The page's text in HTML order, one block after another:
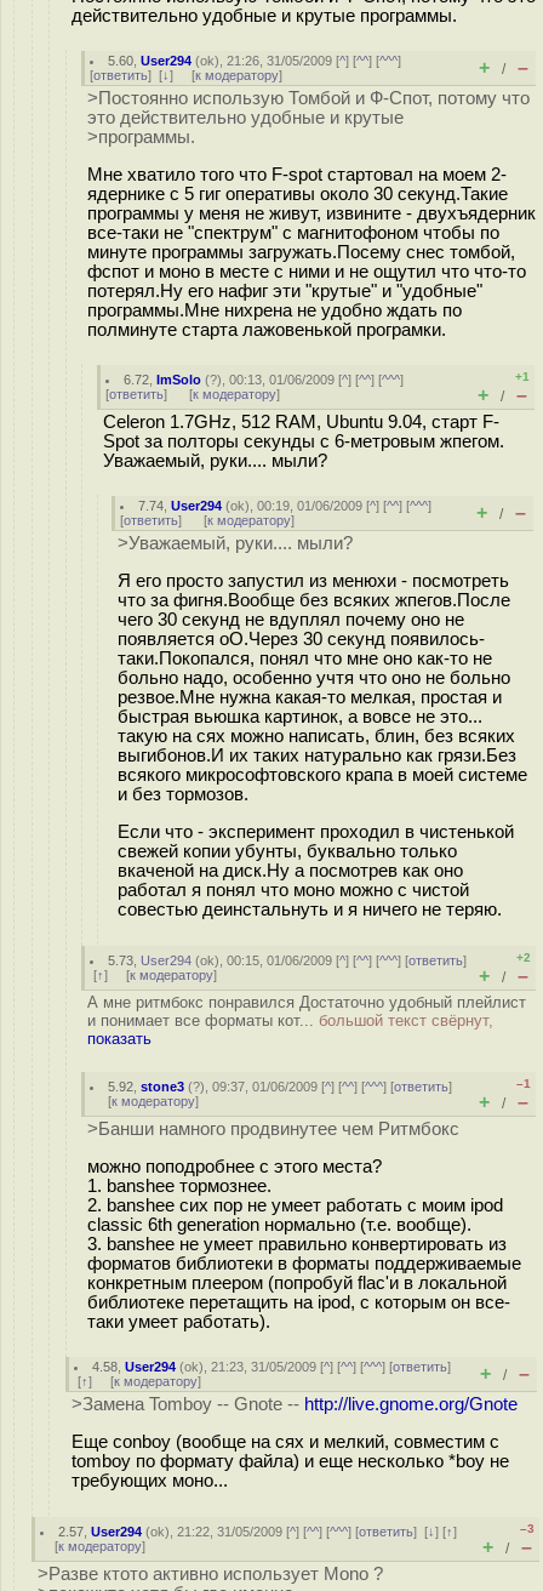
действительно удобные и крутые программы.
5.60 ,User294 (ok), 21:26, 31/05/2009 [^] [^^] [^^^]
[ответить] [↓] [к модератору] + / –
>Постоянно использую Томбой и Ф-Спот, потому что
это действительно удобные и крутые
>программы.
Мне хватило того что F-spot стартовал на моем 2-
ядернике с 5 гиг оперативы около 30 секунд.Такие
программы у меня не живут, извините - двухъядерник
все-таки не "спектрум" с магнитофоном чтобы по
минуте программы загружать.Посему снес томбой,
фспот и моно в месте с ними и не ощутил что что-то
потерял.Ну его нафиг эти "крутые" и "удобные"
программы.Мне нихрена не удобно ждать по
полминуте старта лажовенькой програмки.
6.72 ,ImSolo (?), 00:13, 01/06/2009 [^] [^^] [^^^]
[ответить] [к модератору]
+1
+ / –
Celeron 1.7GHz, 512 RAM, Ubuntu 9.04, старт F-
Spot за полторы секунды с 6-метровым жпегом.
Уважаемый, руки.... мыли?
7.74 ,User294 (ok), 00:19, 01/06/2009 [^] [^^] [^^^]
[ответить] [к модератору] + / –
>Уважаемый, руки.... мыли?
Я его просто запустил из менюхи - посмотреть
что за фигня.Вообще без всяких жпегов.После
чего 30 секунд не вдуплял почему оно не
появляется oO.Через 30 секунд появилось-
таки.Покопался, понял что мне оно как-то не
больно надо, особенно учтя что оно не больно
резвое.Мне нужна какая-то мелкая, простая и
быстрая вьюшка картинок, а вовсе не это...
такую на сях можно написать, блин, без всяких
выгибонов.И их таких натурально как грязи.Без
всякого микрософтовского крапа в моей системе
и без тормозов.
Если что - эксперимент проходил в чистенькой
свежей копии убунты, буквально только
вкаченой на диск.Ну а посмотрев как оно
работал я понял что моно можно с чистой
совестью деинстальнуть и я ничего не теряю.
5.73 User294 (ok), 00:15, 01/06/2009 [^] [^^] [^^^] [ответить]
[↑] [к модератору]
+2
+ / –
А мне ритмбокс понравился Достаточно удобный плейлист
и понимает все форматы кот... большой текст свёрнут,
показать
5.92 ,stone3 (?), 09:37, 01/06/2009 [^] [^^] [^^^] [ответить]
[к модератору]
–1
+ / –
>Банши намного продвинутее чем Ритмбокс
можно поподробнее с этого места?
1. banshee тормознее.
2. banshee сих пор не умеет работать с моим ipod
classic 6th generation нормально (т.е. вообще).
3. banshee не умеет правильно конвертировать из
форматов библиотеки в форматы поддерживаемые
конкретным плеером (попробуй flac'и в локальной
библиотеке перетащить на ipod, с которым он все-
таки умеет работать).
4.58 ,User294 (ok), 21:23, 31/05/2009 [^] [^^] [^^^] [ответить]
[↑] [к модератору] + / –
>Замена Tomboy -- Gnote -- http://live.gnome.org/Gnote
Еще conboy (вообще на сях и мелкий, совместим с
tomboy по формату файла) и еще несколько *boy не
требующих моно...
2.57 ,User294 (ok), 21:22, 31/05/2009 [^] [^^] [^^^] [ответить][↓] [↑]
[к модератору]
–3
+ / –
>Разве ктото активно использует Mono ?